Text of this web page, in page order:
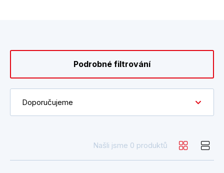
Podrobné filtrování
Doporučujeme
Našli jsme 0 produktů